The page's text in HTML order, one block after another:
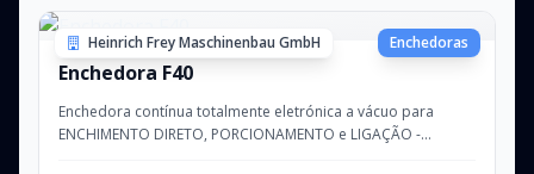
Heinrich Frey Maschinenbau GmbH Enchedoras
Enchedora F40
Enchedora contínua totalmente eletrónica a vácuo para
ENCHIMENTO DIRETO, PORCIONAMENTO e LIGAÇÃO -